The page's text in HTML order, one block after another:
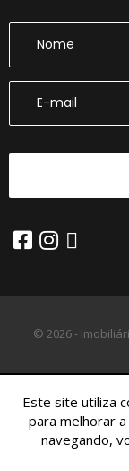
© 2026 -
Este site utiliza
para melhorar
navegando,